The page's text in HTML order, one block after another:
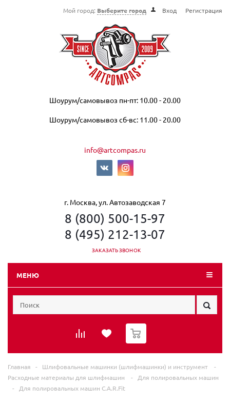
Мой город: Выберите город Вход Регистрация
Шоурум/самовывоз пн-пт: 10.00 - 20.00
Шоурум/самовывоз сб-вс: 11.00 - 20.00
info@artcompas.ru
г. Москва, ул. Автозаводская 7
8 (800) 500-15-97
8 (495) 212-13-07
ЗАКАЗАТЬ ЗВОНОК
МЕНЮ
0
Главная - Шлифовальные машинки (шлифмашинки) и инструмент
-
Расходные материалы для шлифмашин
-
Для полировальных машин
-
Для полировальных машин C.A.R.Fit